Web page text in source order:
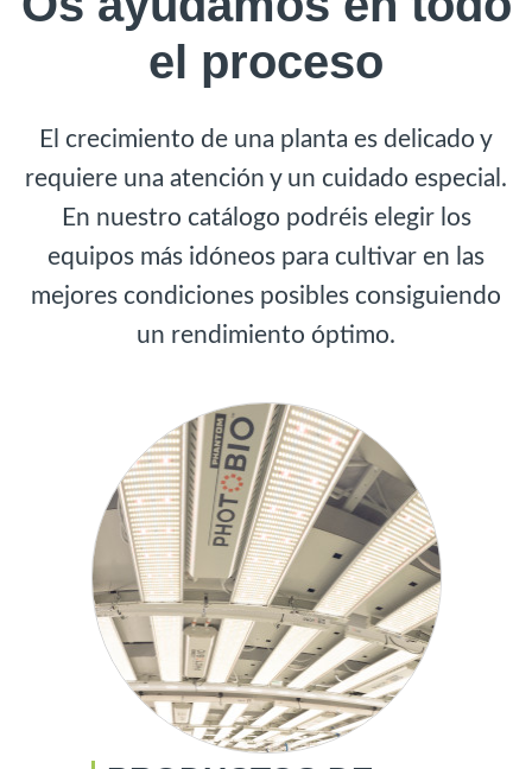
el proceso
El crecimiento de una planta es delicado y
requiere una atención y un cuidado especial.
En nuestro catálogo podréis elegir los
equipos más idóneos para cultivar en las
mejores condiciones posibles consiguiendo
un rendimiento óptimo.